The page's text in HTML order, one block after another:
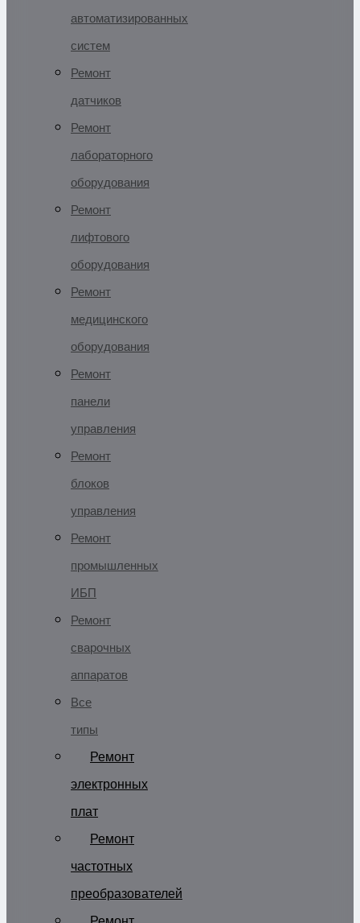
автоматизированных
систем
Ремонт
датчиков
Ремонт
лабораторного
оборудования
Ремонт
лифтового
оборудования
Ремонт
медицинского
оборудования
Ремонт
панели
управления
Ремонт
блоков
управления
Ремонт
промышленных
ИБП
Ремонт
сварочных
аппаратов
Все
типы
Ремонт
электронных
плат
Ремонт
частотных
преобразователей